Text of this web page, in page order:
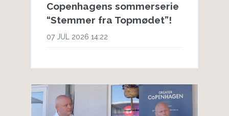
Copenhagens sommerserie
“Stemmer fra Topmødet”!
07 JUL 2026 14:22